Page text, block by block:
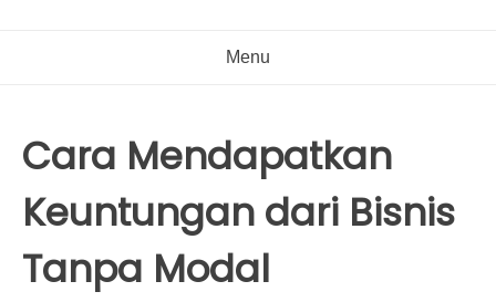
Menu
Cara Mendapatkan
Keuntungan dari Bisnis
Tanpa Modal